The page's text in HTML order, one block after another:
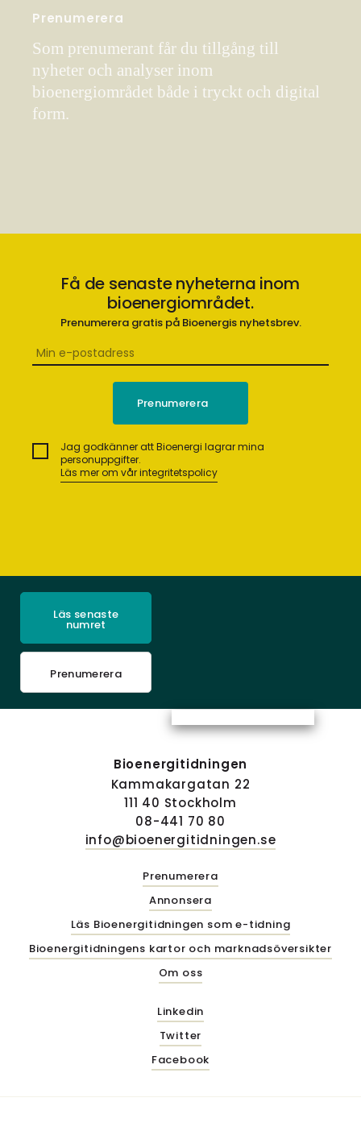
Prenumerera
Som prenumerant får du tillgång till
nyheter och analyser inom
bioenergiområdet både i tryckt och digital
form.
Få de senaste nyheterna inom
bioenergiområdet.
Prenumerera gratis på Bioenergis nyhetsbrev.
Jag godkänner att Bioenergi lagrar mina
personuppgifter.
Läs mer om vår integritetspolicy
Läs senaste
numret
Prenumerera
Bioenergitidningen
Kammakargatan 22
111 40 Stockholm
08-441 70 80
info@bioenergitidningen.se
Prenumerera
Annonsera
Läs Bioenergitidningen som e-tidning
Bioenergitidningens kartor och marknadsöversikter
Om oss
Linkedin
Twitter
Facebook